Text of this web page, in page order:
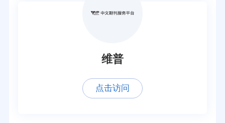
维普
点击访问